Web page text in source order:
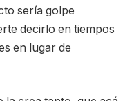
sería golpe
decirlo en tiempos
en lugar de